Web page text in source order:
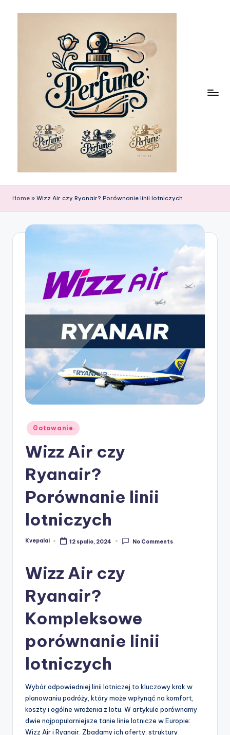
Home » Wizz Air czy Ryanair? Porównanie linii lotniczych
Posted
in
Gotowanie
Wizz Air czy
Ryanair?
Porównanie linii
lotniczych
Posted
Kvepalai 12 spalio, 2024 No Comments
Wizz Air czy
Ryanair?
Kompleksowe
porównanie linii
lotniczych
Wybór odpowiedniej linii lotniczej to kluczowy krok w
planowaniu podróży, który może wpłynąć na komfort,
koszty i ogólne wrażenia z lotu. W artykule porównamy
dwie najpopularniejsze tanie linie lotnicze w Europie:
Wizz Air i Ryanair. Zbadamy ich oferty, struktury